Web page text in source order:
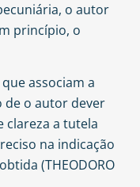
o autor
princípio, o
associam a
de o autor dever
clareza a tutela
na indicação
(THEODORO